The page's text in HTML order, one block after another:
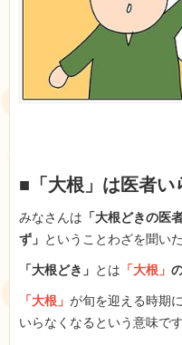
■「大根」は医者い
みなさんは 「大根どきの医
ず」 ということわざを聞い
「大根どき」 とは 「大根」
「大根」 が旬を迎える時期
いらなくなるという意味です